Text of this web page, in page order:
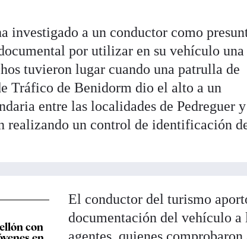
investigado a un conductor como
por utilizar en su vehículo una
tuvieron lugar cuando una patrulla de
Tráfico de Benidorm dio el alto a un
entre las localidades de Pedreguer y
realizando un control de identificación
con
El conductor del turismo
documentación del vehículo a